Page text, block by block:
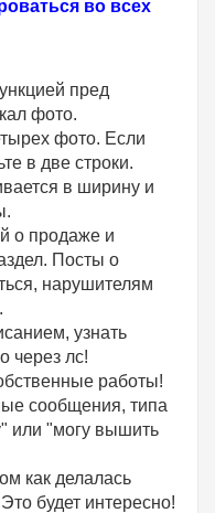
во всех
пред
фото.
фото. Если
в две строки.
в ширину и
о продаже и
Посты о
нарушителям
узнать
через лс!
работы!
сообщения, типа
или "могу вышить
как делалась
будет интересно!